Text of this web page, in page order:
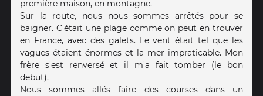
première maison, en montagne.
Sur la route, nous nous sommes arrêtés pour se
baigner. C'était une plage comme on peut en trouver
en France, avec des galets. Le vent était tel que les
vagues étaient énormes et la mer impraticable. Mon
frère s'est renversé et il m'a fait tomber (le bon
debut).
Nous sommes allés faire des courses dans un